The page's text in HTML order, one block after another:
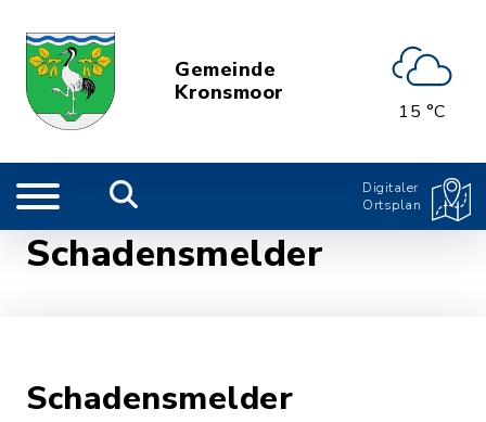
Gemeinde
Kronsmoor
15 °C
Digitaler
Ortsplan
Schadensmelder
Schadensmelder